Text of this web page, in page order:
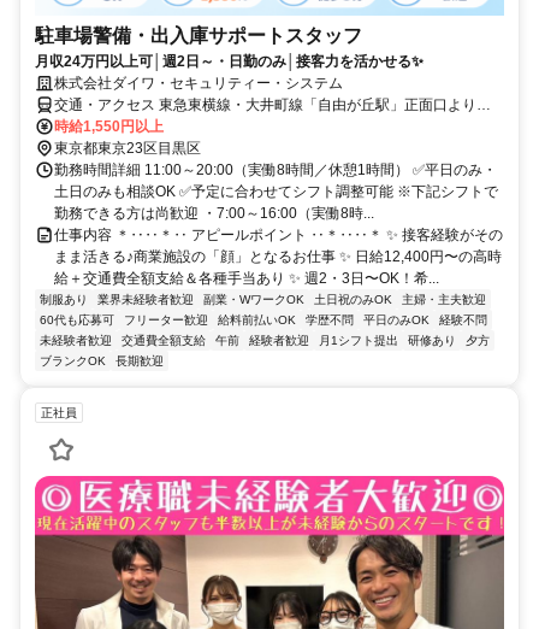
駐車場警備・出入庫サポートスタッフ
月収24万円以上可│週2日～・日勤のみ│接客力を活かせる✨
株式会社ダイワ・セキュリティー・システム
交通・アクセス 東急東横線・大井町線「自由が丘駅」正面口より徒
歩3分
時給1,550円以上
東京都東京23区目黒区
勤務時間詳細 11:00～20:00（実働8時間／休憩1時間） ✅平日のみ・
土日のみも相談OK ✅予定に合わせてシフト調整可能 ※下記シフトで
勤務できる方は尚歓迎 ・7:00～16:00（実働8時...
仕事内容 ＊‥‥＊‥ アピールポイント ‥＊‥‥＊ ✨ 接客経験がその
まま活きる♪商業施設の「顔」となるお仕事 ✨ 日給12,400円〜の高時
給＋交通費全額支給＆各種手当あり ✨ 週2・3日〜OK！希...
制服あり 業界未経験者歓迎 副業・WワークOK 土日祝のみOK
主婦・主夫歓迎
60代も応募可
フリーター歓迎 給料前払いOK 学歴不問 平日のみOK
経験不問
未経験者歓迎
交通費全額支給 午前 経験者歓迎 月1シフト提出 研修あり
夕方
ブランクOK
長期歓迎
正社員